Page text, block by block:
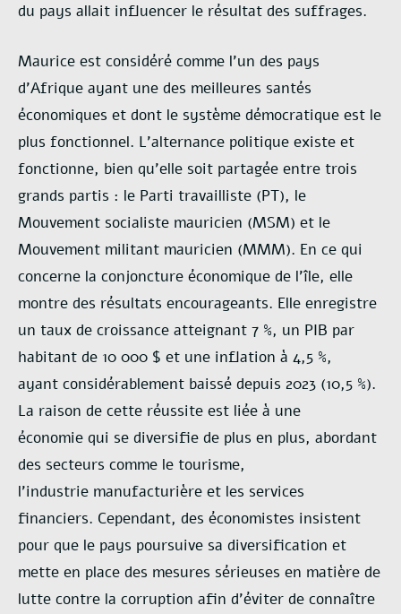
du pays allait influencer le résultat des suffrages.
Maurice est considéré comme l’un des pays
d’Afrique ayant une des meilleures santés
économiques et dont le système démocratique est le
plus fonctionnel. L’alternance politique existe et
fonctionne, bien qu’elle soit partagée entre trois
grands partis : le Parti travailliste (PT), le
Mouvement socialiste mauricien (MSM) et le
Mouvement militant mauricien (MMM). En ce qui
concerne la conjoncture économique de l’île, elle
montre des résultats encourageants. Elle enregistre
un taux de croissance atteignant 7 %, un PIB par
habitant de 10 000 $ et une inflation à 4,5 %,
ayant considérablement baissé depuis 2023 (10,5 %).
La raison de cette réussite est liée à une
économie qui se diversifie de plus en plus, abordant
des secteurs comme le tourisme,
l’industrie manufacturière et les services
financiers. Cependant, des économistes insistent
pour que le pays poursuive sa diversification et
mette en place des mesures sérieuses en matière de
lutte contre la corruption afin d’éviter de connaître